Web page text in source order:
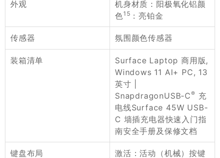
外观
机身材质：阳极氧化铝颜
色15 ：亮铂金
传感器 氛围颜色传感器
装箱清单
Surface Laptop 商用版,
Windows 11 AI+ PC, 13
英寸 |
SnapdragonUSB-C® 充
电线Surface 45W USB-
C 墙插充电器快速入门指
南安全手册及保修文档
键盘布局
激活：活动（机械）按键